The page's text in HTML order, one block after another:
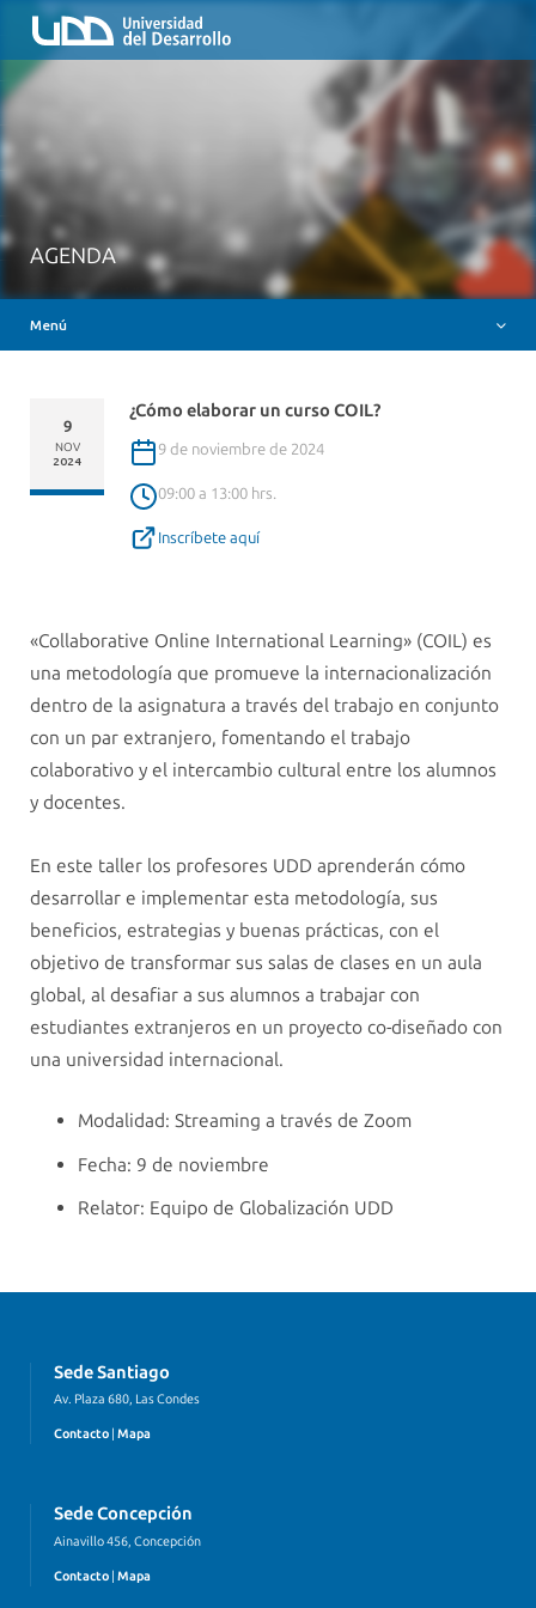
AGENDA
Menú
Inicio
QUIÉNES SOMOS
MESA AYUDA CANVAS
INSIGNIAS DIGITALES
¿Cómo elaborar un curso COIL?
9 de noviembre de 2024
09:00 a 13:00 hrs.
Inscríbete aquí
9
NOV
2024
«Collaborative Online International Learning» (COIL) es
una metodología que promueve la internacionalización
dentro de la asignatura a través del trabajo en conjunto
con un par extranjero, fomentando el trabajo
colaborativo y el intercambio cultural entre los alumnos
y docentes.
En este taller los profesores UDD aprenderán cómo
desarrollar e implementar esta metodología, sus
beneficios, estrategias y buenas prácticas, con el
objetivo de transformar sus salas de clases en un aula
global, al desafiar a sus alumnos a trabajar con
estudiantes extranjeros en un proyecto co-diseñado con
una universidad internacional.
Modalidad: Streaming a través de Zoom
Fecha: 9 de noviembre
Relator: Equipo de Globalización UDD
Sede Santiago
Av. Plaza 680, Las Condes
Contacto Mapa
Sede Concepción
Ainavillo 456, Concepción
Contacto Mapa